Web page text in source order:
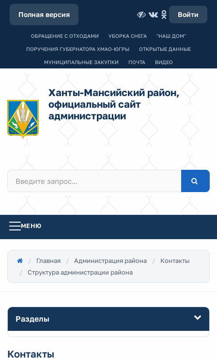
Полная версия Войти
ОБРАЩЕНИЕ С ОТХОДАМИ УБОРКА СНЕГА "НАШ ДОМ"
ПОРУЧЕНИЯ ГУБЕРНАТОРА ХМАО-ЮГРЫ ОТКРЫТЫЕ ДАННЫЕ
МУНИЦИПАЛЬНЫЕ ЗАКУПКИ ПОЧТА ВИДЕО
Ханты-Мансийский район,
официальный сайт
администрации
МЕНЮ
Главная Администрация района
Контакты
Структура администрации района
Разделы
Контакты